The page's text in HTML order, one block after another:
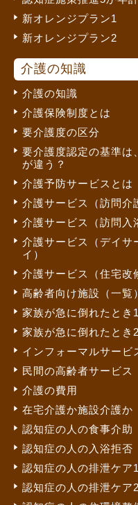
新オレンジプラン1
新オレンジプラン2
介護の知識
介護の知識
介護保険制度とは
要介護度の区分
要介護度認定の基準は
が違う？
介護予防サービスとは
介護サービス（訪問介
介護サービス（訪問入
介護サービス（デイサ
イ）
介護サービス（住宅改
高齢者向け施設（一覧）
家族が急に倒れたとき
家族が急に倒れたとき
インフォーマルサービ
民間の高齢者サービス
介護の費用
在宅介護か施設介護か
認知症の人の食事介助
認知症の人の入浴拒否
認知症の人の排泄ケア1
認知症の人の排泄ケア2